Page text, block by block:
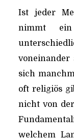
Ist jeder
nimmt ein
voneinander
sich
oft religiös
nicht von
welchem